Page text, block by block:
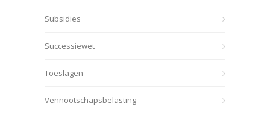
Subsidies
Successiewet
Toeslagen
Vennootschapsbelasting